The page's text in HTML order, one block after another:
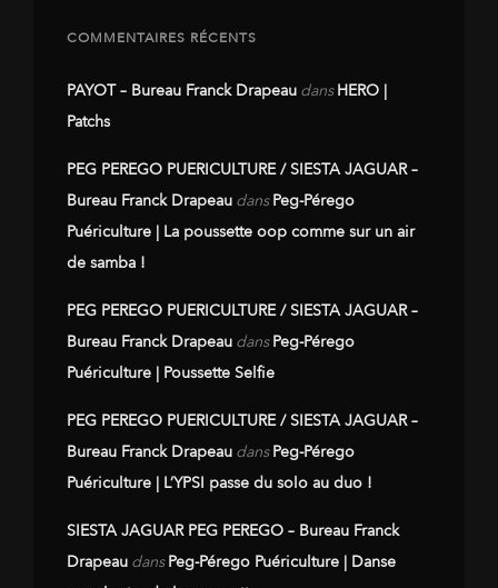
COMMENTAIRES RÉCENTS
PAYOT – Bureau Franck Drapeau dansHERO |
Patchs
PEG PEREGO PUERICULTURE / SIESTA JAGUAR –
Bureau Franck Drapeau dansPeg-Pérego
Puériculture | La poussette oop comme sur un air
de samba !
PEG PEREGO PUERICULTURE / SIESTA JAGUAR –
Bureau Franck Drapeau dansPeg-Pérego
Puériculture | Poussette Selfie
PEG PEREGO PUERICULTURE / SIESTA JAGUAR –
Bureau Franck Drapeau dansPeg-Pérego
Puériculture | L’YPSI passe du solo au duo !
SIESTA JAGUAR PEG PEREGO – Bureau Franck
Drapeau dansPeg-Pérego Puériculture | Danse